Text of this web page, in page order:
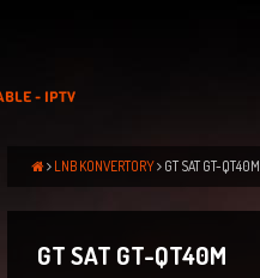
LNB KONVERTORY GT SAT GT-QT40M
GT SAT GT-QT40M